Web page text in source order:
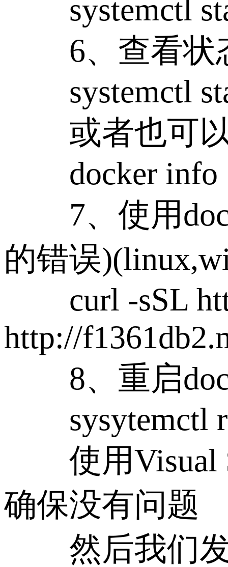
systemctl
6、查看状
systemctl
或者也可以
docker info
7、使用
的错误
curl -sSL
http://
8、重启
sysytemctl
使用Visual
确保没有问题
然后我们发